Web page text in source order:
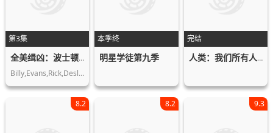
第3集
全美缉凶：波士顿马拉松爆炸案第一季
Billy,Evans,Rick,Deslauriers,Phillip…
本季终
明星学徒第九季
完结
人类：我们所有人的故事
8.2 8.2 9.3